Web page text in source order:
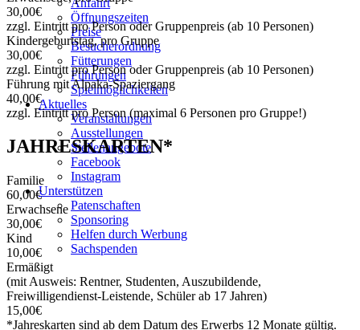
Anfahrt
Öffnungszeiten
Preise
Besucherordnung
Fütterungen
Führungen
Spielmöglichkeiten
Aktuelles
Veranstaltungen
Ausstellungen
Stellenangebote
Facebook
Instagram
Unterstützen
Patenschaften
Sponsoring
Helfen durch Werbung
Sachspenden
30,00€
zzgl. Eintritt pro Person oder Gruppenpreis (ab 10 Personen)
Kindergeburtstag, pro Gruppe
30,00€
zzgl. Eintritt pro Person oder Gruppenpreis (ab 10 Personen)
Führung mit Alpaka-Spaziergang
40,00€
zzgl. Eintritt pro Person (maximal 6 Personen pro Gruppe!)
JAHRESKARTEN*
Familie
60,00€
Erwachsene
30,00€
Kind
10,00€
Ermäßigt
(mit Ausweis: Rentner, Studenten, Auszubildende,
Freiwilligendienst-Leistende, Schüler ab 17 Jahren)
15,00€
*Jahreskarten sind ab dem Datum des Erwerbs 12 Monate gültig.